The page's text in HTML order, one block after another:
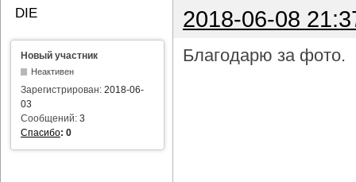
DIE 2018-06-08
Новый участник
Неактивен
Зарегистрирован: 2018-06-
03
Сообщений: 3
Спасибо: 0
Благодарю за фото.